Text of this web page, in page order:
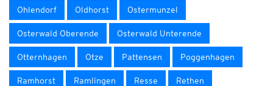
Ohlendorf Oldhorst Ostermunzel
Osterwald Oberende Osterwald Unterende
Otternhagen Otze Pattensen Poggenhagen
Ramhorst Ramlingen Resse Rethen